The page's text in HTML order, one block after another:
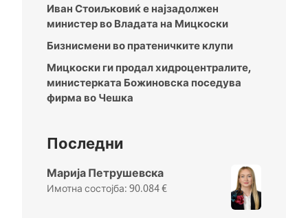
Иван Стоиљковиќ е најзадолжен
министер во Владата на Мицкоски
Бизнисмени во пратеничките клупи
Мицкоски ги продал хидроцентралите,
министерката Божиновска поседува
фирма во Чешка
Последни
Марија Петрушевска
90.084€